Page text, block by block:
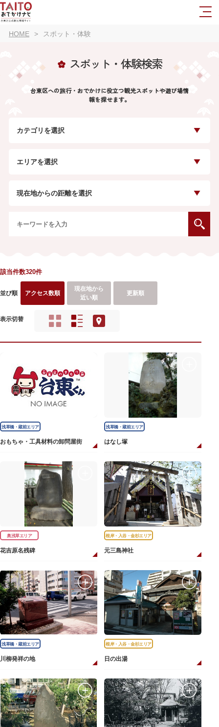
HOME スポット・体験
スポット・体験検索
台東区への旅行・おでかけに役立つ観光スポットや遊び場情
報を探せます。
カテゴリを選択
エリアを選択
現在地からの距離を選択
該当件数320件
並び順 アクセス数順
現在地から
近い順
更新順
表示切替
浅草橋・蔵前エリア
おもちゃ・工具材料の卸問屋街
浅草橋・蔵前エリア
はなし塚
奥浅草エリア
花吉原名残碑
根岸・入谷・金杉エリア
元三島神社
浅草橋・蔵前エリア
川柳発祥の地
根岸・入谷・金杉エリア
日の出湯